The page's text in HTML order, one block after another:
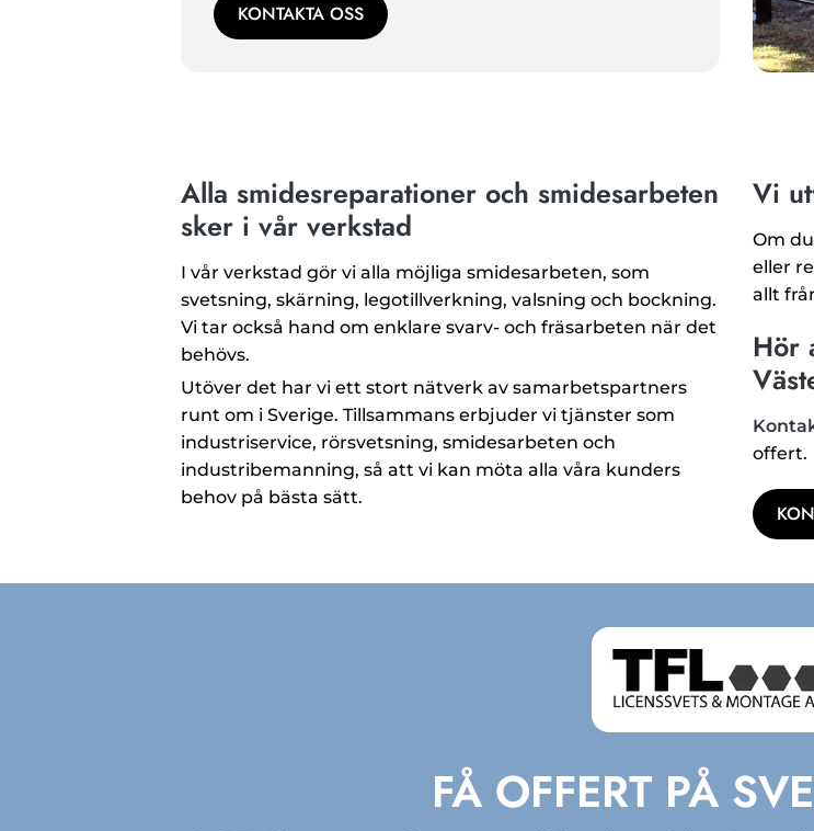
KONTAKTA OSS
Alla smidesreparationer och smidesarbeten
sker i vår verkstad
I vår verkstad gör vi alla möjliga smidesarbeten, som
svetsning, skärning, legotillverkning, valsning och bockning.
Vi tar också hand om enklare svarv- och fräsarbeten när det
behövs.
Utöver det har vi ett stort nätverk av samarbetspartners
runt om i Sverige. Tillsammans erbjuder vi tjänster som
industriservice, rörsvetsning, smidesarbeten och
industribemanning, så att vi kan möta alla våra kunders
behov på bästa sätt.
Vi
Om
eller
allt
Hör
offert.
FÅ OFFERT PÅ